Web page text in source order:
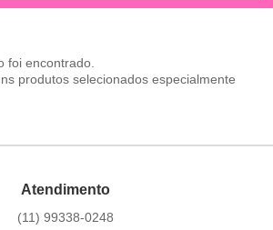
foi encontrado.
produtos selecionados especialmente
Atendimento
(11) 99338-0248